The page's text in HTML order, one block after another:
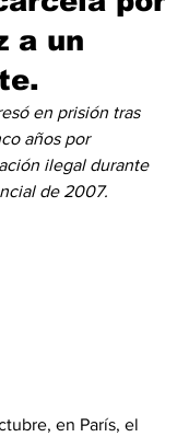
a un
en prisión tras
años por
ilegal durante
de 2007.
en París, el